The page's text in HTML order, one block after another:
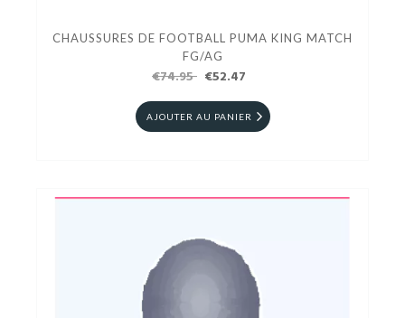
CHAUSSURES DE FOOTBALL PUMA KING MATCH
FG/AG
€74.95 €52.47
AJOUTER AU PANIER